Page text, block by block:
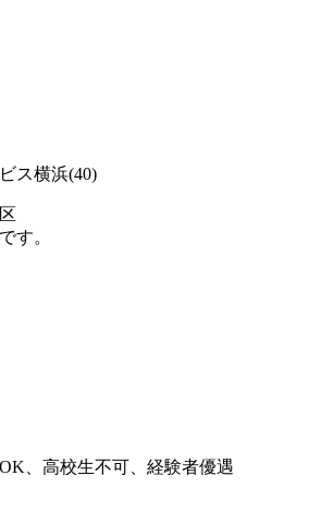
ス横浜(40)
す。
、高校生不可、経験者優遇